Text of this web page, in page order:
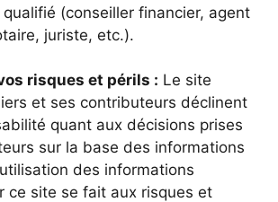
(conseiller financier, agent
juriste, etc.).
risques et périls : Le site
et ses contributeurs déclinent
quant aux décisions prises
sur la base des informations
des informations
ce site se fait aux risques et